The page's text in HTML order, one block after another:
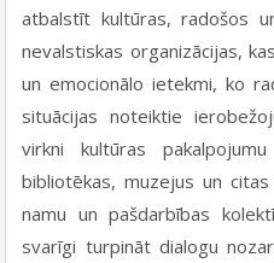
atbalstīt kultūras, radošos
nevalstiskas organizācijas,
un emocionālo ietekmi, ko
situācijas noteiktie
virkni kultūras
bibliotēkas, muzejus un
namu un pašdarbības
svarīgi turpināt dialogu